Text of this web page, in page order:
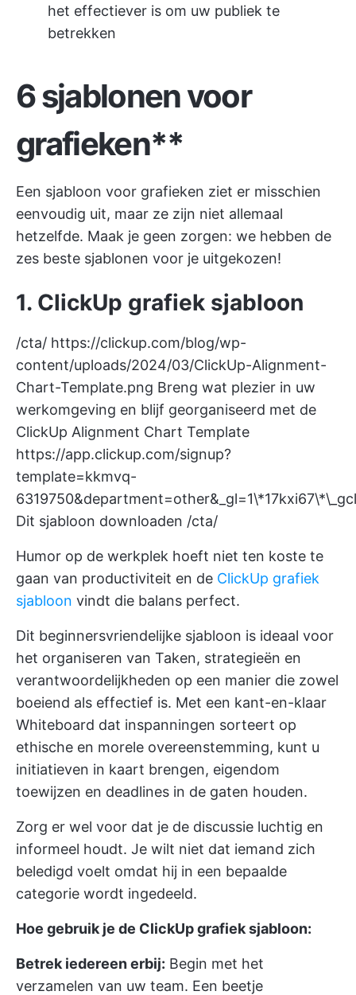
het effectiever is om uw publiek te
betrekken
6 sjablonen voor
grafieken**
Een sjabloon voor grafieken ziet er misschien
eenvoudig uit, maar ze zijn niet allemaal
hetzelfde. Maak je geen zorgen: we hebben de
zes beste sjablonen voor je uitgekozen!
1. ClickUp grafiek sjabloon
/cta/ https://clickup.com/blog/wp-
content/uploads/2024/03/ClickUp-Alignment-
Chart-Template.png Breng wat plezier in uw
werkomgeving en blijf georganiseerd met de
ClickUp Alignment Chart Template
https://app.clickup.com/signup?
template=kkmvq-
Dit sjabloon downloaden /cta/
Humor op de werkplek hoeft niet ten koste te
gaan van productiviteit en de ClickUp grafiek
sjabloon vindt die balans perfect.
Dit beginnersvriendelijke sjabloon is ideaal voor
het organiseren van Taken, strategieën en
verantwoordelijkheden op een manier die zowel
boeiend als effectief is. Met een kant-en-klaar
Whiteboard dat inspanningen sorteert op
ethische en morele overeenstemming, kunt u
initiatieven in kaart brengen, eigendom
toewijzen en deadlines in de gaten houden.
Zorg er wel voor dat je de discussie luchtig en
informeel houdt. Je wilt niet dat iemand zich
beledigd voelt omdat hij in een bepaalde
categorie wordt ingedeeld.
Hoe gebruik je de ClickUp grafiek sjabloon:
Betrek iedereen erbij: Begin met het
verzamelen van uw team. Een beetje